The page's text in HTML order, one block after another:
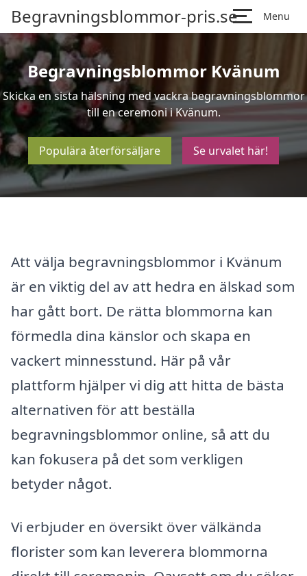
Begravningsblommor-pris.se Menu
Begravningsblommor Kvänum
Skicka en sista hälsning med vackra begravningsblommor
till en ceremoni i Kvänum.
Populära återförsäljare Se urvalet här!
Att välja begravningsblommor i Kvänum
är en viktig del av att hedra en älskad som
har gått bort. De rätta blommorna kan
förmedla dina känslor och skapa en
vackert minnesstund. Här på vår
plattform hjälper vi dig att hitta de bästa
alternativen för att beställa
begravningsblommor online, så att du
kan fokusera på det som verkligen
betyder något.
Vi erbjuder en översikt över välkända
florister som kan leverera blommorna